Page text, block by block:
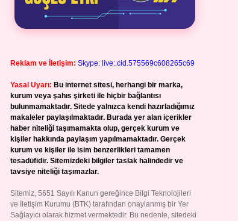
Reklam ve İletişim: Skype: live:.cid.575569c608265c69
Yasal Uyarı: Bu internet sitesi, herhangi bir marka,
kurum veya şahıs şirketi ile hiçbir bağlantısı
bulunmamaktadır. Sitede yalnızca kendi hazırladığımız
makaleler paylaşılmaktadır. Burada yer alan içerikler
haber niteliği taşımamakta olup, gerçek kurum ve
kişiler hakkında paylaşım yapılmamaktadır. Gerçek
kurum ve kişiler ile isim benzerlikleri tamamen
tesadüfidir. Sitemizdeki bilgiler taslak halindedir ve
tavsiye niteliği taşımazlar.
Sitemiz, 5651 Sayılı Kanun gereğince Bilgi Teknolojileri
ve İletişim Kurumu (BTK) tarafından onaylanmış bir Yer
Sağlayıcı olarak hizmet vermektedir. Bu nedenle, sitedeki